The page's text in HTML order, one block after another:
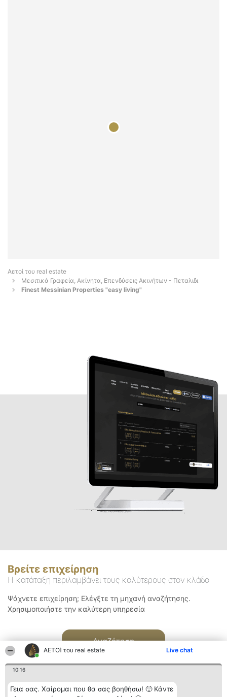
ΑΕΤΟΊ του real estate Live chat
10:16
Γεια σας. Χαίρομαι που θα σας βοηθήσω! 🙂 Κάντε
Αετοί του real estate
Μεσιτικά Γραφεία, Ακίνητα, Επενδύσεις Ακινήτων - Πεταλιδι
Finest Messinian Properties "easy living"
Βρείτε επιχείρηση
Η κατάταξη περιλαμβάνει τους καλύτερους στον κλάδο
Ψάχνετε επιχείρηση; Ελέγξτε τη μηχανή αναζήτησης.
Χρησιμοποιήστε την καλύτερη υπηρεσία
Αναζήτηση